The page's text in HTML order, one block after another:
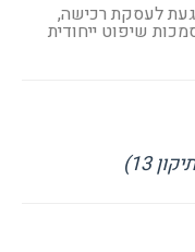
לעסקת רכישה,
שיפוט ייחודית
13)